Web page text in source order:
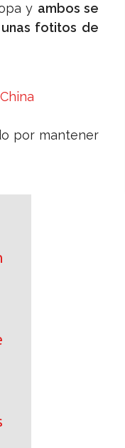
y ambos se
fotitos de
por mantener